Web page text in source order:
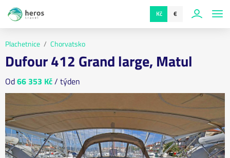
Kč €
Plachetnice Chorvatsko
Dufour 412 Grand large, Matul
Od66 353 Kč/ týden